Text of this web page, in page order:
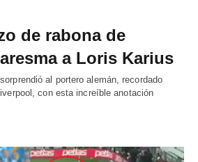
de rabona de
a Loris Karius
al portero alemán, recordado
con esta increíble anotación